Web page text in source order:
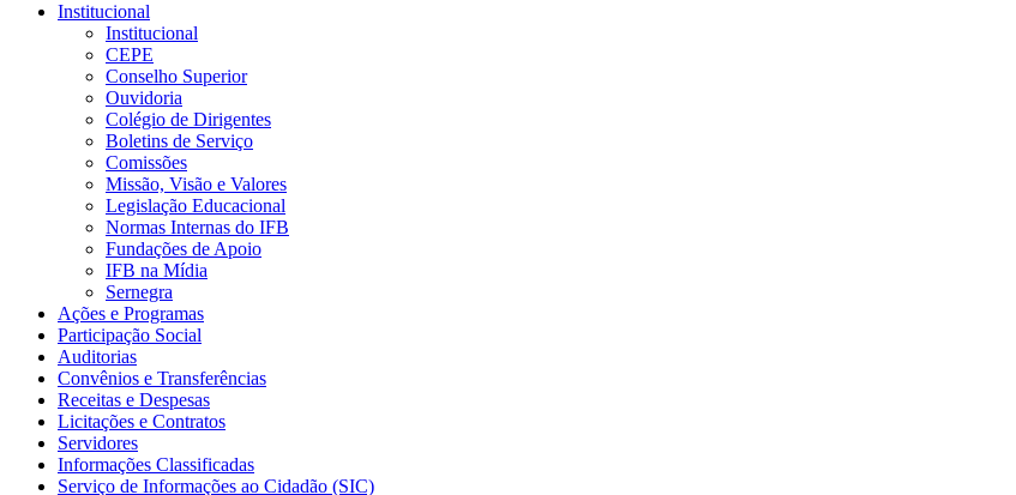
Institucional
Institucional
CEPE
Conselho Superior
Ouvidoria
Colégio de Dirigentes
Boletins de Serviço
Comissões
Missão, Visão e Valores
Legislação Educacional
Normas Internas do IFB
Fundações de Apoio
IFB na Mídia
Sernegra
Ações e Programas
Participação Social
Auditorias
Convênios e Transferências
Receitas e Despesas
Licitações e Contratos
Servidores
Informações Classificadas
Serviço de Informações ao Cidadão (SIC)